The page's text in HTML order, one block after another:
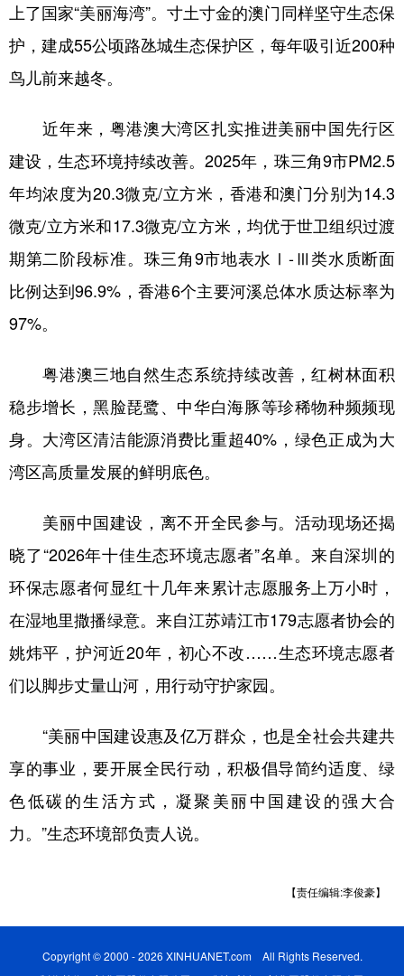
上了国家“美丽海湾”。寸土寸金的澳门同样坚守生态保
护，建成55公顷路氹城生态保护区，每年吸引近200种
鸟儿前来越冬。
近年来，粤港澳大湾区扎实推进美丽中国先行区
建设，生态环境持续改善。2025年，珠三角9市PM2.5
年均浓度为20.3微克/立方米，香港和澳门分别为14.3
微克/立方米和17.3微克/立方米，均优于世卫组织过渡
期第二阶段标准。珠三角9市地表水Ⅰ-Ⅲ类水质断面
比例达到96.9%，香港6个主要河溪总体水质达标率为
97%。
粤港澳三地自然生态系统持续改善，红树林面积
稳步增长，黑脸琵鹭、中华白海豚等珍稀物种频频现
身。大湾区清洁能源消费比重超40%，绿色正成为大
湾区高质量发展的鲜明底色。
美丽中国建设，离不开全民参与。活动现场还揭
晓了“2026年十佳生态环境志愿者”名单。来自深圳的
环保志愿者何显红十几年来累计志愿服务上万小时，
在湿地里撒播绿意。来自江苏靖江市179志愿者协会的
姚炜平，护河近20年，初心不改……生态环境志愿者
们以脚步丈量山河，用行动守护家园。
“美丽中国建设惠及亿万群众，也是全社会共建共
享的事业，要开展全民行动，积极倡导简约适度、绿
色低碳的生活方式，凝聚美丽中国建设的强大合
力。”生态环境部负责人说。
【责任编辑:李俊豪】
Copyright © 2000 - 2026 XINHUANET.com All Rights Reserved.